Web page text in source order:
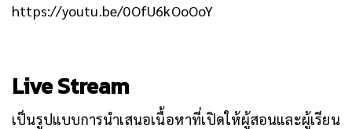
https://youtu.be/0OfU6kOoOoY
Live Stream
เป็นรูปแบบการนำเสนอเนื้อหาที่เปิดให้ผู้สอนและผู้เรียน